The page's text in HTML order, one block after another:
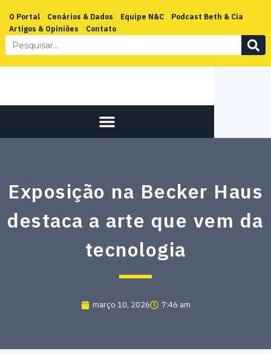
O Portal Cenários & Dados Equipe N&C
Podcast Beth & Cia
Artigos & Opiniões
Contato
Exposição na Becker Haus
destaca a arte que vem da
tecnologia
março 10, 2026 7:46 am